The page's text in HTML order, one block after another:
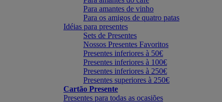
Para amantes de vinho
Para os amigos de quatro patas
Idéias para presentes
Sets de Presentes
Nossos Presentes Favoritos
Presentes inferiores à 50€
Presentes inferiores à 100€
Presentes inferiores à 250€
Presentes superiores à 250€
Cartão Presente
Presentes para todas as ocasiões